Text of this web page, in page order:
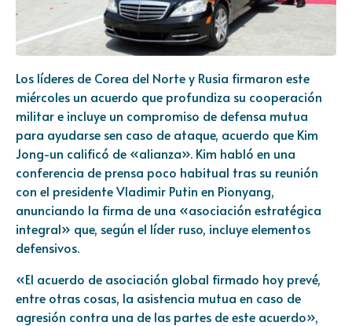
Los líderes de Corea del Norte y Rusia firmaron este
miércoles un acuerdo que profundiza su cooperación
militar e incluye un compromiso de defensa mutua
para ayudarse sen caso de ataque, acuerdo que Kim
Jong-un calificó de «alianza». Kim habló en una
conferencia de prensa poco habitual tras su reunión
con el presidente Vladimir Putin en Pionyang,
anunciando la firma de una «asociación estratégica
integral» que, según el líder ruso, incluye elementos
defensivos.
«El acuerdo de asociación global firmado hoy prevé,
entre otras cosas, la asistencia mutua en caso de
agresión contra una de las partes de este acuerdo»,